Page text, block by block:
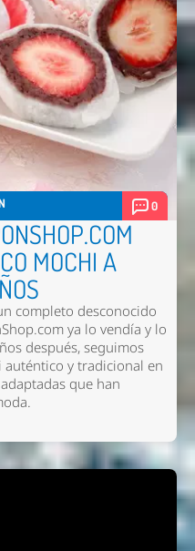
0
MOCHI A
completo desconocido
ya lo vendía y lo
después, seguimos
y tradicional en
que han